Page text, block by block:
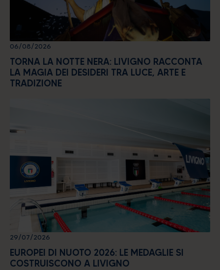
06/08/2026
TORNA LA NOTTE NERA: LIVIGNO RACCONTA
LA MAGIA DEI DESIDERI TRA LUCE, ARTE E
TRADIZIONE
29/07/2026
EUROPEI DI NUOTO 2026: LE MEDAGLIE SI
COSTRUISCONO A LIVIGNO